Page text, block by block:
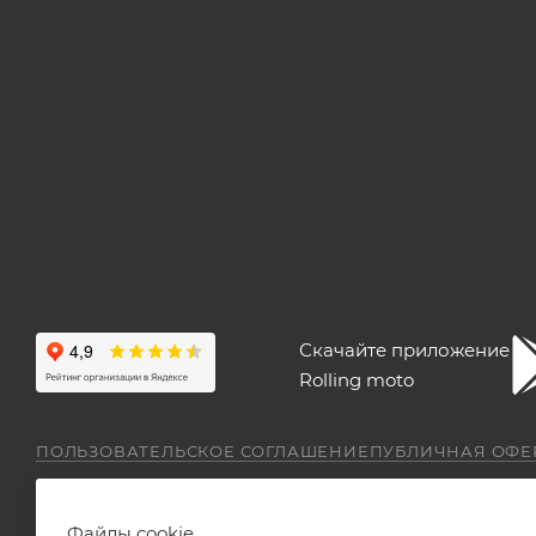
Скачайте приложение
Rolling moto
ПОЛЬЗОВАТЕЛЬСКОЕ СОГЛАШЕНИЕПУБЛИЧНАЯ